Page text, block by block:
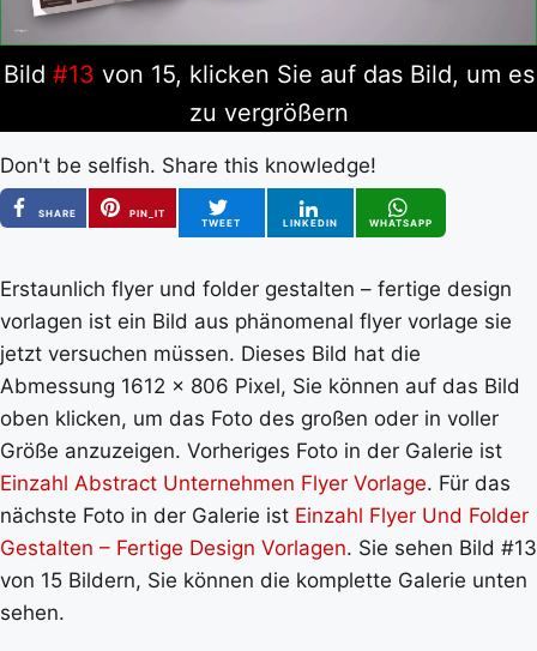
Bild #13 von 15, klicken Sie auf das Bild, um es
zu vergrößern
Don't be selfish. Share this knowledge!
SHARE
PIN_IT
TWEET
LINKEDIN WHATSAPP
Erstaunlich flyer und folder gestalten – fertige design
vorlagen ist ein Bild aus phänomenal flyer vorlage sie
jetzt versuchen müssen. Dieses Bild hat die
Abmessung 1612 x 806 Pixel, Sie können auf das Bild
oben klicken, um das Foto des großen oder in voller
Größe anzuzeigen. Vorheriges Foto in der Galerie ist
Einzahl Abstract Unternehmen Flyer Vorlage. Für das
nächste Foto in der Galerie ist Einzahl Flyer Und Folder
Gestalten – Fertige Design Vorlagen. Sie sehen Bild #13
von 15 Bildern, Sie können die komplette Galerie unten
sehen.